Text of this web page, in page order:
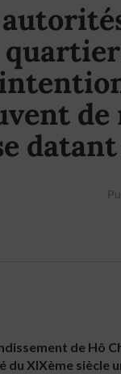
de Hô
du XIXème siècle